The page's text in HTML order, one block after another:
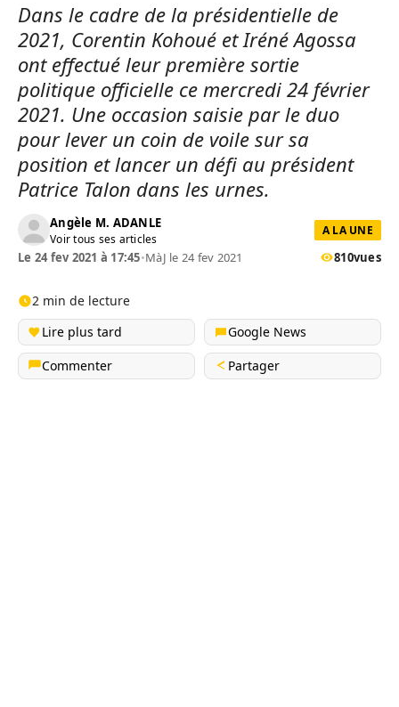
Dans le cadre de la présidentielle de
2021, Corentin Kohoué et Iréné Agossa
ont effectué leur première sortie
politique officielle ce mercredi 24 février
2021. Une occasion saisie par le duo
pour lever un coin de voile sur sa
position et lancer un défi au président
Patrice Talon dans les urnes.
Angèle M. ADANLE
Voir tous ses articles
A LA UNE
Le 24 fev 2021 à 17:45•MàJ le 24 fev 2021 810vues
2 min de lecture
Lire plus tard
Google News
Commenter
Partager